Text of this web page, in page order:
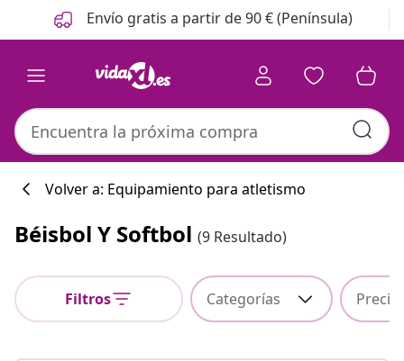
Anterior
Siguiente Envío gratis a partir de 90 € (Península)
Volver a: Equipamiento para atletismo
Béisbol Y Softbol (9 Resultado)
Filtros Categorías Precio